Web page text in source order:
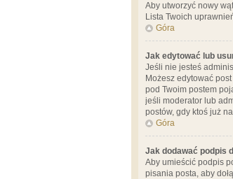
Aby utworzyć nowy
Lista Twoich
Góra
Jak edytować lub
Jeśli nie jesteś
Możesz edytować
pod Twoim postem
jeśli moderator lub
postów, gdy ktoś już
Góra
Jak dodawać podpis
Aby umieścić podpis
pisania posta, aby